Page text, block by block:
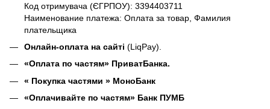
Код отримувача (ЄГРПОУ): 3394403711
Наименование платежа: Оплата за товар, Фамилия
плательщика
Онлайн-оплата на сайті (LiqPay).
«Оплата по частям» ПриватБанка.
« Покупка частями » МоноБанк
«Оплачивайте по частям» Банк ПУМБ